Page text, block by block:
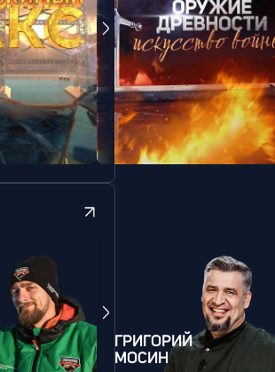
ГРИГОРИЙ
МОСИН